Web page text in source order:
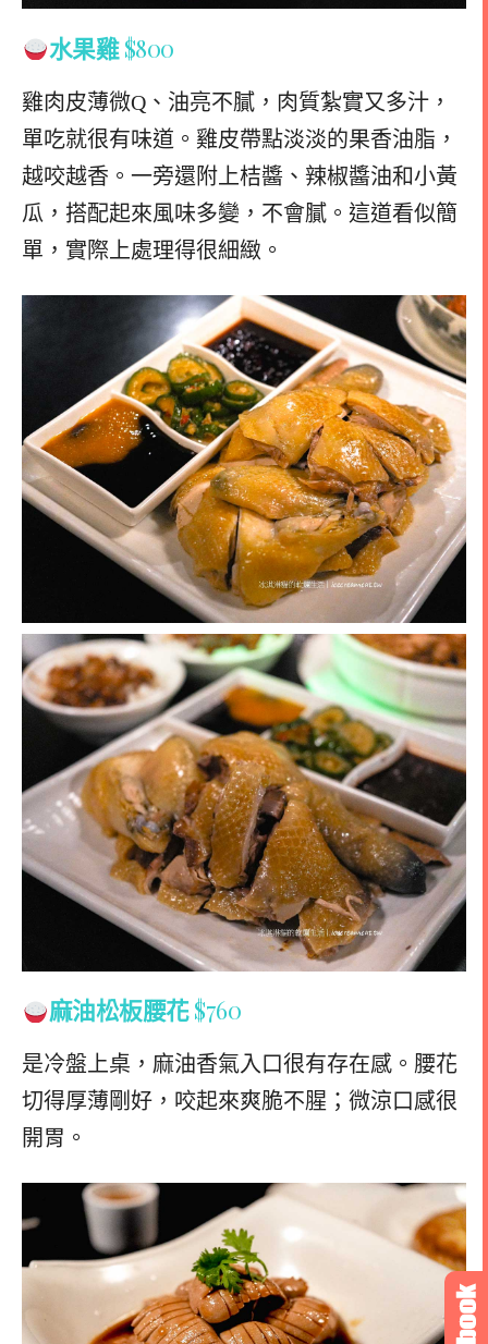
水果雞$800
雞肉皮薄微Q、油亮不膩，肉質紮實又多汁，
單吃就很有味道。雞皮帶點淡淡的果香油脂，
越咬越香。一旁還附上桔醬、辣椒醬油和小黃
瓜，搭配起來風味多變，不會膩。這道看似簡
單，實際上處理得很細緻。
麻油松板腰花$760
是冷盤上桌，麻油香氣入口很有存在感。腰花
切得厚薄剛好，咬起來爽脆不腥；微涼口感很
開胃。